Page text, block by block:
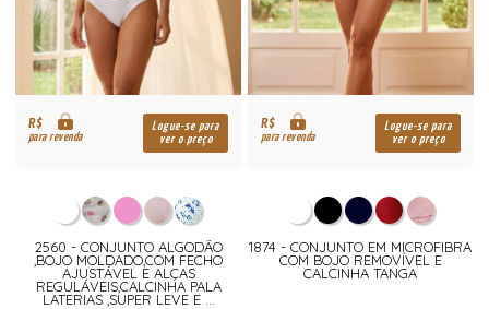
R$
para revenda
Logue-se para
ver o preço
2560 - CONJUNTO ALGODÃO
,BOJO MOLDADO,COM FECHO
AJUSTÁVEL E ALÇAS
REGULÁVEIS,CALCINHA PALA
LATERIAS ,SUPER LEVE E ...
R$
para revenda
Logue-se para
ver o preço
1874 - CONJUNTO EM MICROFIBRA
COM BOJO REMOVÍVEL E
CALCINHA TANGA